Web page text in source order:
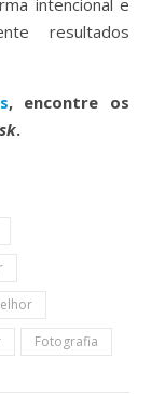
intencional e
resultados
, encontre os
.
Fotografia